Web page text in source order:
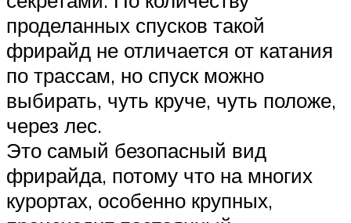
проделанных спусков такой
фрирайд не отличается от катания
по трассам, но спуск можно
выбирать, чуть круче, чуть положе,
через лес.
Это самый безопасный вид
фрирайда, потому что на многих
курортах, особенно крупных,